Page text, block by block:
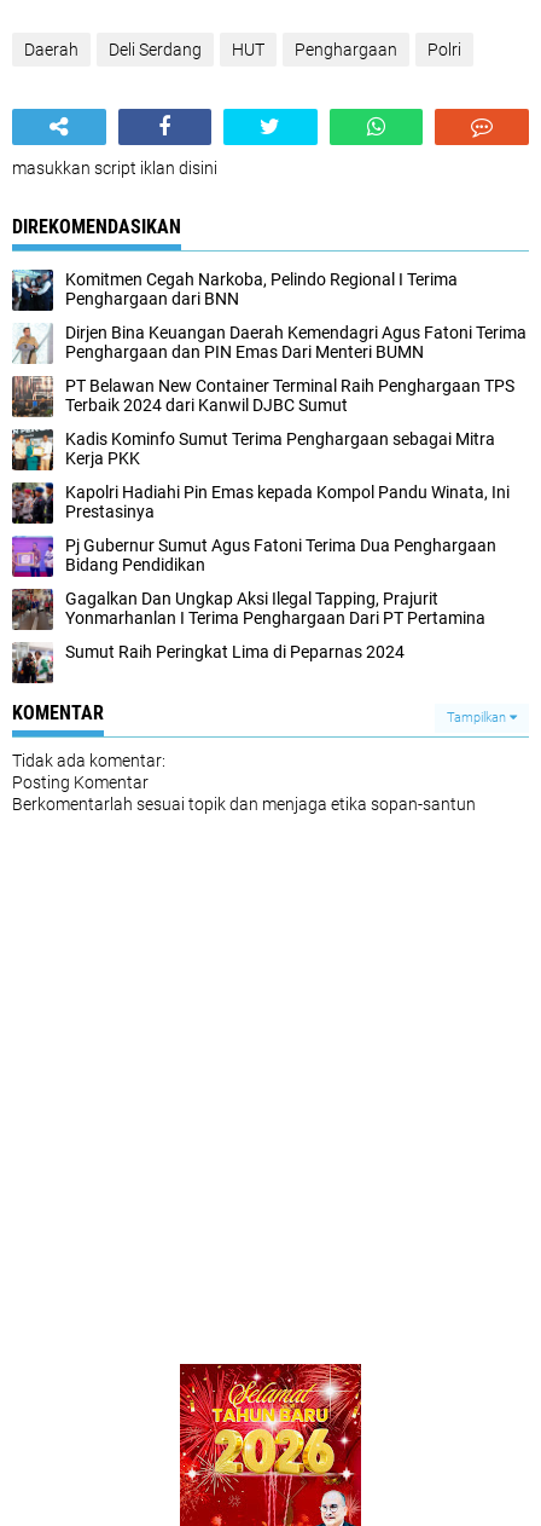
Daerah Deli Serdang HUT Penghargaan Polri
masukkan script iklan disini
DIREKOMENDASIKAN
Komitmen Cegah Narkoba, Pelindo Regional I Terima
Penghargaan dari BNN
Dirjen Bina Keuangan Daerah Kemendagri Agus Fatoni Terima
Penghargaan dan PIN Emas Dari Menteri BUMN
PT Belawan New Container Terminal Raih Penghargaan TPS
Terbaik 2024 dari Kanwil DJBC Sumut
Kadis Kominfo Sumut Terima Penghargaan sebagai Mitra
Kerja PKK
Kapolri Hadiahi Pin Emas kepada Kompol Pandu Winata, Ini
Prestasinya
Pj Gubernur Sumut Agus Fatoni Terima Dua Penghargaan
Bidang Pendidikan
Gagalkan Dan Ungkap Aksi Ilegal Tapping, Prajurit
Yonmarhanlan I Terima Penghargaan Dari PT Pertamina
Sumut Raih Peringkat Lima di Peparnas 2024
KOMENTAR Tampilkan
Tidak ada komentar:
Posting Komentar
Berkomentarlah sesuai topik dan menjaga etika sopan-santun